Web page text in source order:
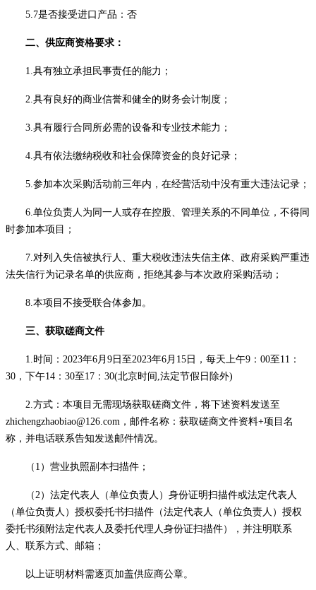
5.7是否接受进口产品：否
二、 供应商资格要求 ：
1.具有独立承担民事责任的能力；
2.具有良好的商业信誉和健全的财务会计制度；
3.具有履行合同所必需的设备和专业技术能力；
4.具有依法缴纳税收和社会保障资金的良好记录；
5.参加本次采购活动前三年内，在经营活动中没有重大违法记录；
6.单位负责人为同一人或存在控股、管理关系的不同单位，不得同
时参加本项目；
7.对列入失信被执行人、重大税收违法失信主体、政府采购严重违
法失信行为记录名单的供应商，拒绝其参与本次政府采购活动；
8.本项目不接受联合体参加。
三、获取磋商文件
1.时间：2023年6月 9 日至2023年6月 15 日，每天上午9：00至11：
30，下午14：30至17：30(北京时间,法定节假日除外)
2.方式：本项目无需现场获取磋商文件 ，将下述资料发送至
zhichengzhaobiao@126.com，邮件名称：获取磋商文件资料+项目名
称，并电话联系告知发送邮件情况。
（ 1）营业执照副本扫描件；
（2）法定代表人（单位负责人）身份证明扫描件或法定代表人
（单位负责人）授权委托书扫描件（法定代表人（单位负责人）授权
委托书须附法定代表人及委托代理人身份证扫描件），并注明联系
人、联系方式、邮箱；
以上证明材料需逐页加盖供应商公章。